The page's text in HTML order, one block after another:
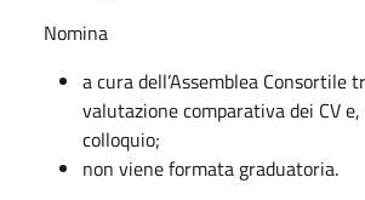
Nomina
a cura dell’Assemblea Consortile
valutazione comparativa dei CV e,
colloquio;
non viene formata graduatoria.